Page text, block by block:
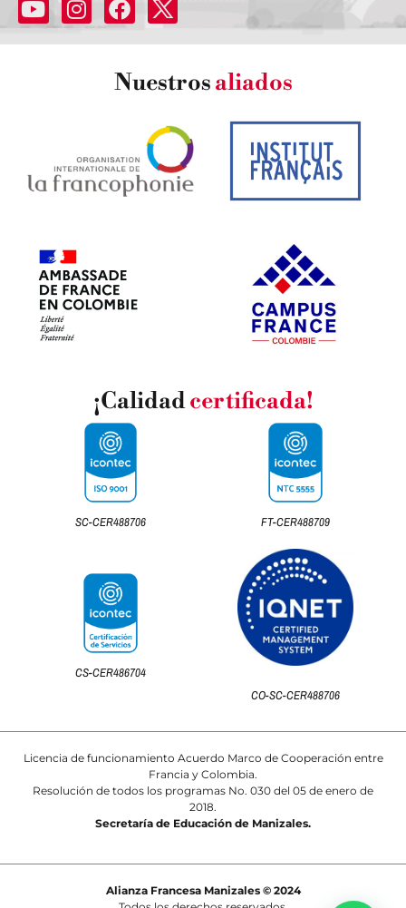
Nuestrosaliados
¡Calidadcertificada!
SC-CER488706 FT-CER488709
CS-CER486704
CO-SC-CER488706
Licencia de funcionamiento Acuerdo Marco de Cooperación entre
Francia y Colombia.
Resolución de todos los programas No. 030 del 05 de enero de
2018.
Secretaría de Educación de Manizales.
Alianza Francesa Manizales © 2024